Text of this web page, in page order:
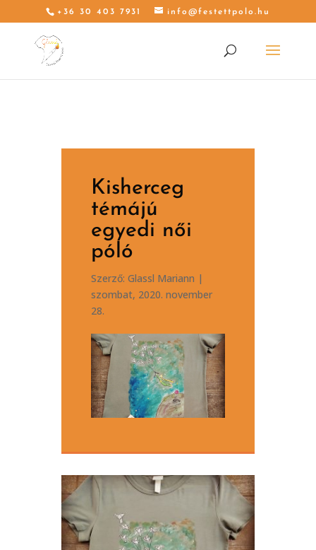
+36 30 403 7931 info@festettpolo.hu
Kisherceg
témájú
egyedi női
póló
Szerző: Glassl Mariann |
szombat, 2020. november
28.